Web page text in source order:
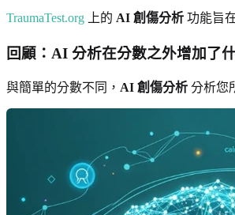
TraumaTest.org 上的 AI 創傷分析 功能旨
回顧：AI 分析在分數之外增加了
與簡單的分數不同， AI 創傷分析 分析您